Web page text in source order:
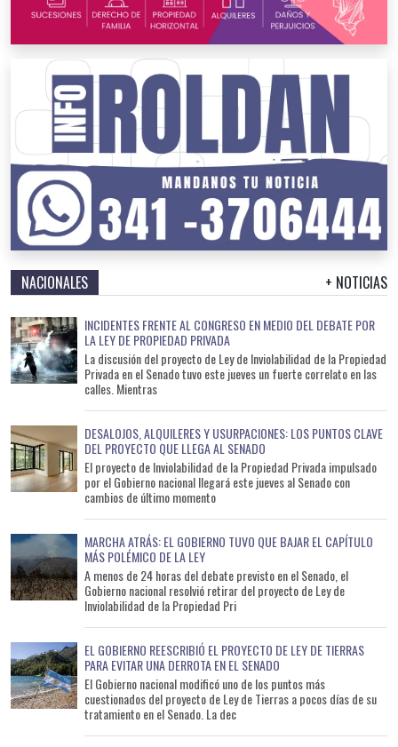
NACIONALES + NOTICIAS
INCIDENTES FRENTE AL CONGRESO EN MEDIO DEL DEBATE POR
LA LEY DE PROPIEDAD PRIVADA
La discusión del proyecto de Ley de Inviolabilidad de la Propiedad
Privada en el Senado tuvo este jueves un fuerte correlato en las
calles. Mientras
DESALOJOS, ALQUILERES Y USURPACIONES: LOS PUNTOS CLAVE
DEL PROYECTO QUE LLEGA AL SENADO
El proyecto de Inviolabilidad de la Propiedad Privada impulsado
por el Gobierno nacional llegará este jueves al Senado con
cambios de último momento
MARCHA ATRÁS: EL GOBIERNO TUVO QUE BAJAR EL CAPÍTULO
MÁS POLÉMICO DE LA LEY
A menos de 24 horas del debate previsto en el Senado, el
Gobierno nacional resolvió retirar del proyecto de Ley de
Inviolabilidad de la Propiedad Pri
EL GOBIERNO REESCRIBIÓ EL PROYECTO DE LEY DE TIERRAS
PARA EVITAR UNA DERROTA EN EL SENADO
El Gobierno nacional modificó uno de los puntos más
cuestionados del proyecto de Ley de Tierras a pocos días de su
tratamiento en el Senado. La dec